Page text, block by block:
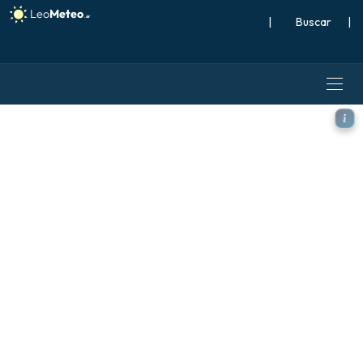
| |
ICON modelo - Argentina,